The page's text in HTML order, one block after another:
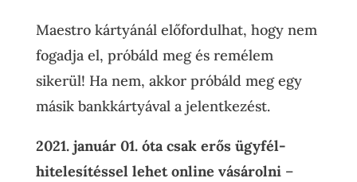
Maestro kártyánál előfordulhat, hogy nem
fogadja el, próbáld meg és remélem
sikerül! Ha nem, akkor próbáld meg egy
másik bankkártyával a jelentkezést.
2021. január 01. óta csak erős ügyfél-
hitelesítéssel lehet online vásárolni –